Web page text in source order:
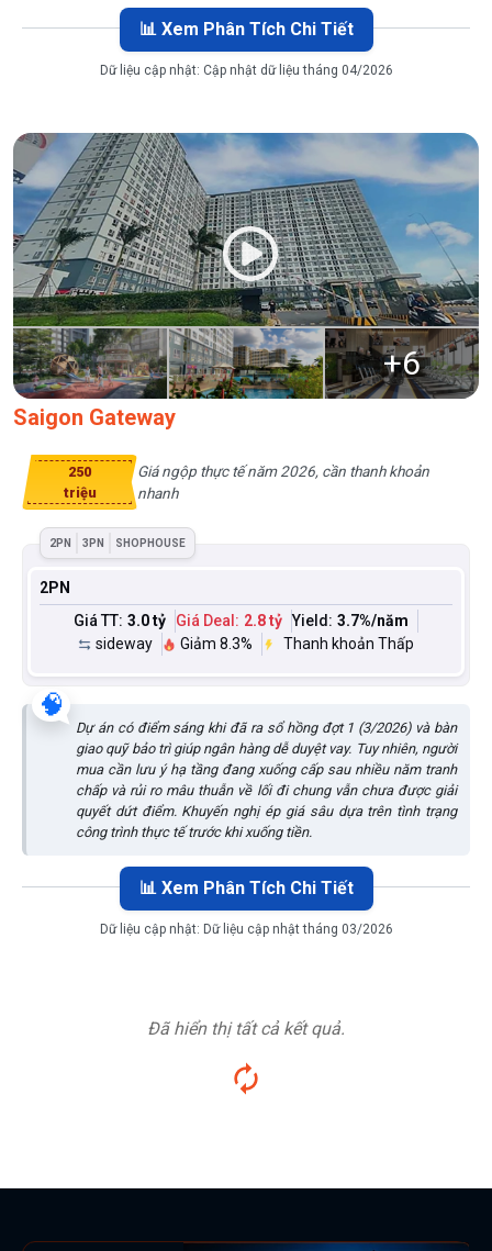
📊 Xem Phân Tích Chi Tiết
Dữ liệu cập nhật: Cập nhật dữ liệu tháng 04/2026
+6
Saigon Gateway
250
triệu
Giá ngộp thực tế năm 2026, cần thanh khoản
nhanh
2PN 3PN SHOPHOUSE
2PN
Giá TT: 3.0 tỷ Giá Deal: 2.8 tỷ Yield: 3.7%/năm
sideway
Giảm 8.3% Thanh khoản Thấp
🧠
Dự án có điểm sáng khi đã ra sổ hồng đợt 1 (3/2026) và bàn
giao quỹ bảo trì giúp ngân hàng dễ duyệt vay. Tuy nhiên, người
mua cần lưu ý hạ tầng đang xuống cấp sau nhiều năm tranh
chấp và rủi ro mâu thuẫn về lối đi chung vẫn chưa được giải
quyết dứt điểm. Khuyến nghị ép giá sâu dựa trên tình trạng
công trình thực tế trước khi xuống tiền.
📊 Xem Phân Tích Chi Tiết
Dữ liệu cập nhật: Dữ liệu cập nhật tháng 03/2026
Đã hiển thị tất cả kết quả.